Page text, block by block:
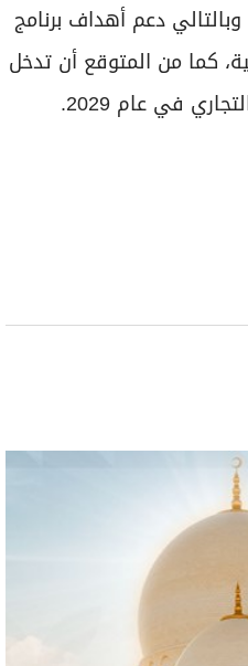
دعم أهداف برنامج
كما من المتوقع أن تدخل
في عام 2029.